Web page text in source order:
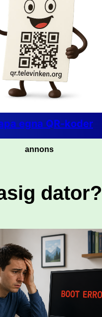
egna QR-koder
annons
dator?